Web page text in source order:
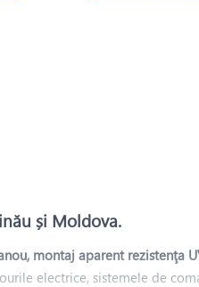
și Moldova.
montaj aparent rezistenţa
electrice, sistemele de